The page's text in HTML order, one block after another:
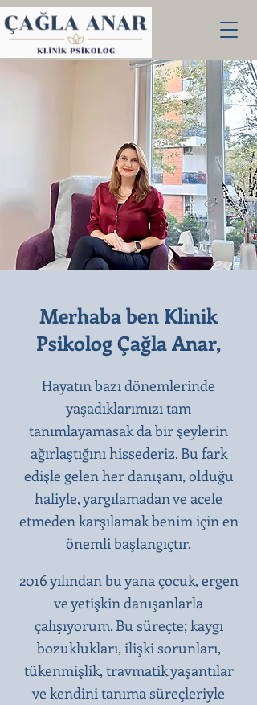
Merhaba ben Klinik
Psikolog Çağla Anar,
Hayatın bazı dönemlerinde
yaşadıklarımızı tam
tanımlayamasak da bir şeylerin
ağırlaştığını hissederiz. Bu fark
edişle gelen her danışanı, olduğu
haliyle, yargılamadan ve acele
etmeden karşılamak benim için en
önemli başlangıçtır.​
2016 yılından bu yana çocuk, ergen
ve yetişkin danışanlarla
çalışıyorum. Bu süreçte; kaygı
bozuklukları, ilişki sorunları,
tükenmişlik, travmatik yaşantılar
ve kendini tanıma süreçleriyle